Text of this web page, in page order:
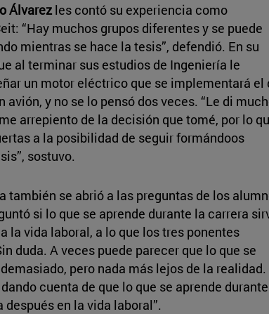
Álvarez les contó su experiencia como
“Hay muchos grupos diferentes y se puede
mientras se hace la tesis”, defendió. En su
al terminar sus estudios de Ingeniería le
un motor eléctrico que se implementará el
avión, y no se lo pensó dos veces. “Le di
arrepiento de la decisión que tomé, por lo
a la posibilidad de seguir formándoos
sostuvo.
también se abrió a las preguntas de los
si lo que se aprende durante la carrera
la vida laboral, a lo que los tres ponentes
duda. A veces puede parecer que lo que se
pero nada más lejos de la realidad.
cuenta de que lo que se aprende
en la vida laboral”.